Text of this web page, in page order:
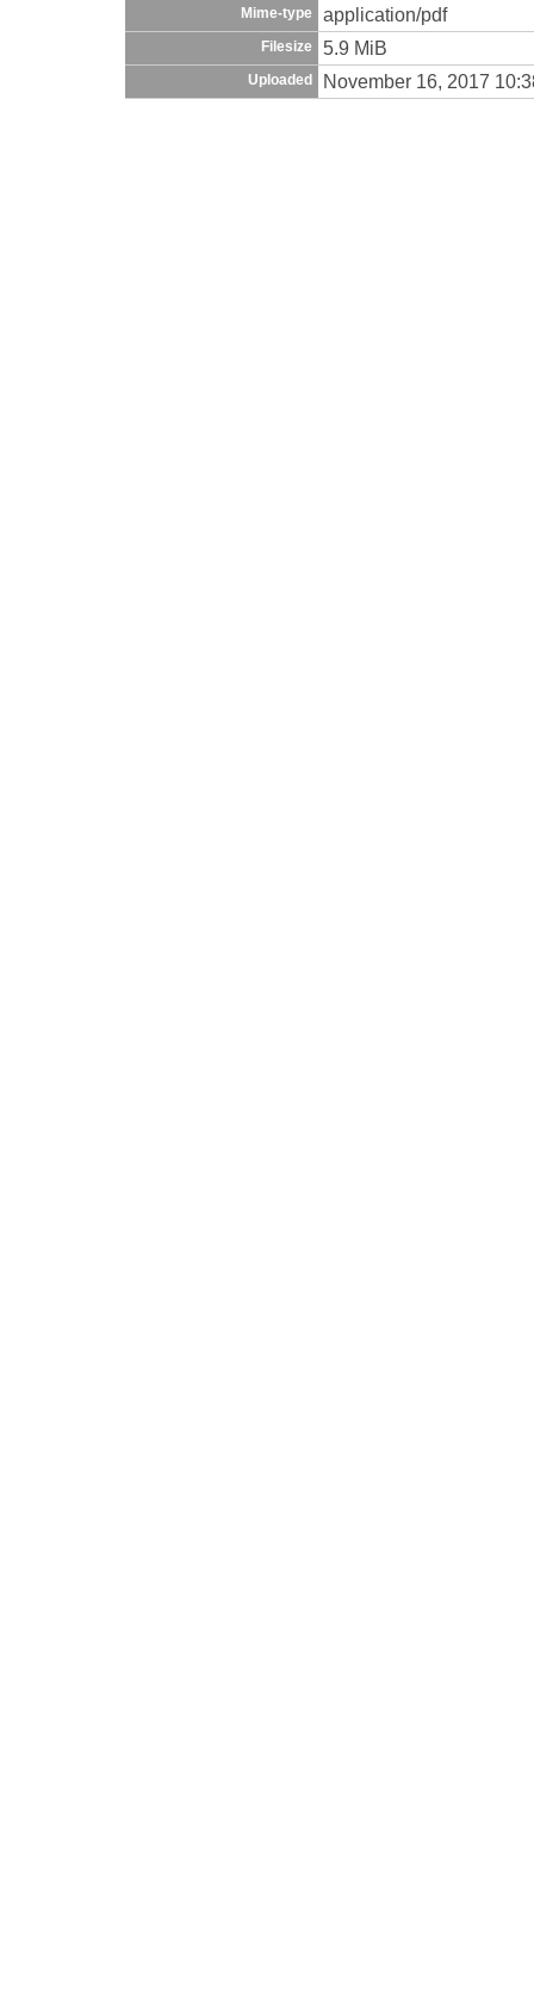
Mime-type application/pdf
Filesize 5.9 MiB
Uploaded November 16, 2017